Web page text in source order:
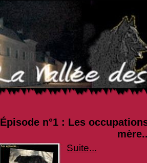
Épisode n°1 : Les
Suite...